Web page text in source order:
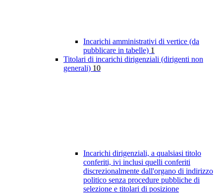
Incarichi amministrativi di vertice (da
pubblicare in tabelle) 1
Titolari di incarichi dirigenziali (dirigenti non
generali) 10
Incarichi dirigenziali, a qualsiasi titolo
conferiti, ivi inclusi quelli conferiti
discrezionalmente dall'organo di indirizzo
politico senza procedure pubbliche di
selezione e titolari di posizione